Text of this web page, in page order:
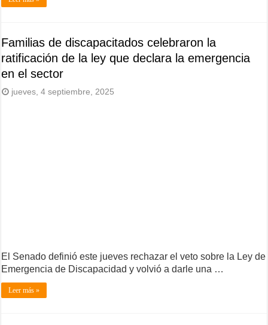
Familias de discapacitados celebraron la
ratificación de la ley que declara la emergencia
en el sector
jueves, 4 septiembre, 2025
El Senado definió este jueves rechazar el veto sobre la Ley de
Emergencia de Discapacidad y volvió a darle una …
Leer más »